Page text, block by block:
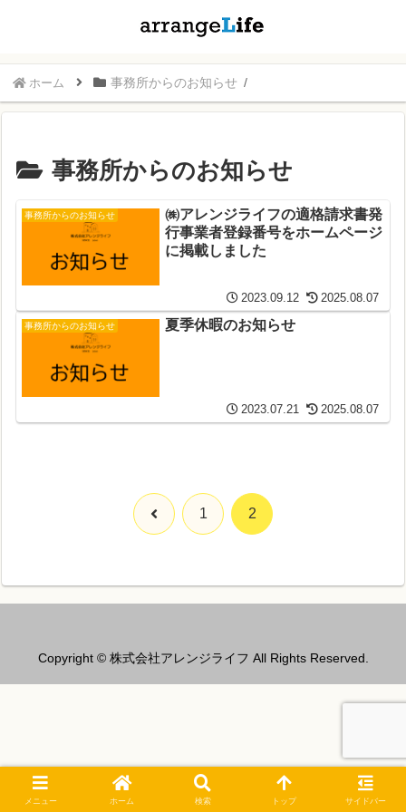
ホーム 事務所からのお知らせ
事務所からのお知らせ
事務所からのお知らせ
㈱アレンジライフの適格請求書発
行事業者登録番号をホームページ
に掲載しました
2023.09.12 2025.08.07
事務所からのお知らせ 夏季休暇のお知らせ
2023.07.21 2025.08.07
前 1 2
Copyright © 株式会社アレンジライフ All Rights Reserved.
メニュー ホーム 検索 トップ サイドバー